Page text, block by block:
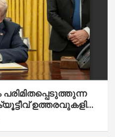
ഉത്തരവുകളിൽ